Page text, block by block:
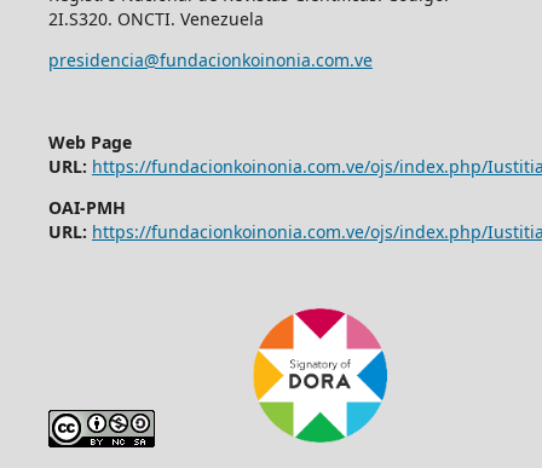
2I.S320. ONCTI. Venezuela
presidencia@fundacionkoinonia.com.ve
Web Page
URL: https://fundacionkoinonia.com.ve/ojs/index.php/
OAI-PMH
URL: https://fundacionkoinonia.com.ve/ojs/index.php/